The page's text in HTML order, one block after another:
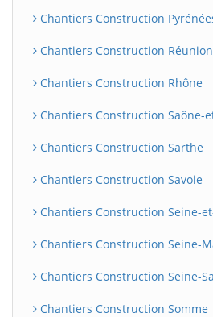
Chantiers Construction
Chantiers Construction Réunion
Chantiers Construction Rhône
Chantiers Construction Saône-
Chantiers Construction Sarthe
Chantiers Construction Savoie
Chantiers Construction Seine-
Chantiers Construction Seine-
Chantiers Construction Seine-
Chantiers Construction Somme